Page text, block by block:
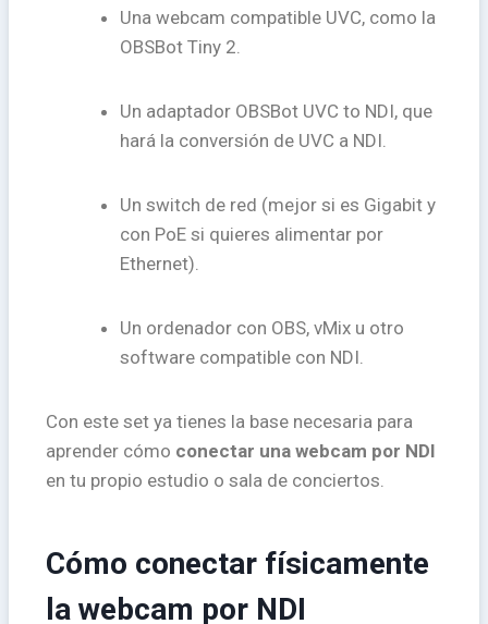
Una webcam compatible UVC, como la
OBSBot Tiny 2.
Un adaptador OBSBot UVC to NDI, que
hará la conversión de UVC a NDI.
Un switch de red (mejor si es Gigabit y
con PoE si quieres alimentar por
Ethernet).
Un ordenador con OBS, vMix u otro
software compatible con NDI.
Con este set ya tienes la base necesaria para
aprender cómo conectar una webcam por NDI
en tu propio estudio o sala de conciertos.
Cómo conectar físicamente
la webcam por NDI